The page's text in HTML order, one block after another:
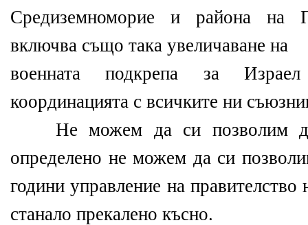
Средиземноморие и района на
включва също така увеличаване на
военната подкрепа за
координацията с всичките ни
Не можем да си позволим
определено не можем да си
години управление на
станало прекалено късно.